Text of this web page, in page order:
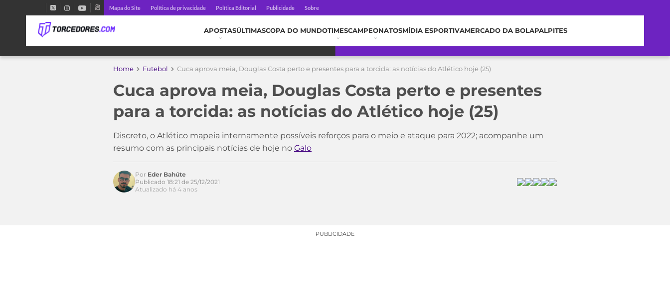
Mapa do Site Política de privacidade Política Editorial Publicidade Sobre
APOSTASÚLTIMASCOPA DO MUNDOTIMESCAMPEONATOSMÍDIA ESPORTIVAMERCADO DA BOLAPALPITES
Home Futebol Cuca aprova meia, Douglas Costa perto e presentes para a torcida: as notícias do Atlético hoje (25)
Cuca aprova meia, Douglas Costa perto e presentes
para a torcida: as notícias do Atlético hoje (25)
Discreto, o Atlético mapeia internamente possíveis reforços para o meio e ataque para 2022; acompanhe um
resumo com as principais notícias de hoje no Galo
Por Eder Bahúte
Publicado 18:21 de 25/12/2021
Atualizado há 4 anos
PUBLICIDADE